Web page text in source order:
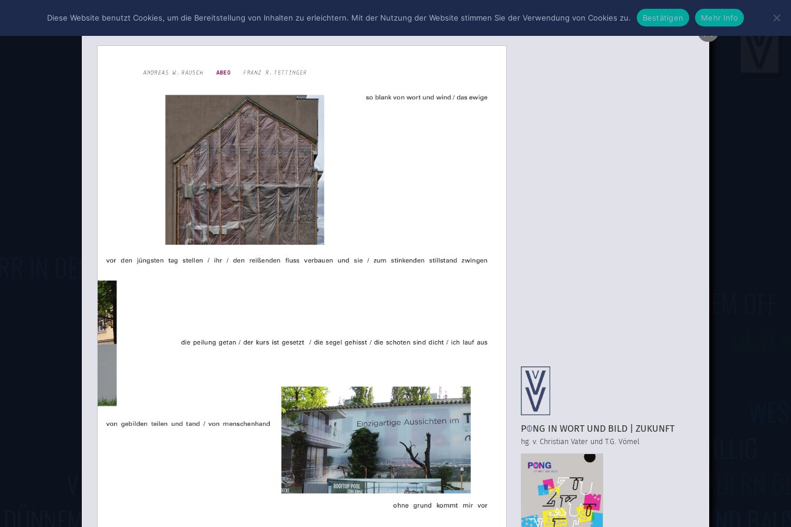
PO
I NG IN WORT UND BILD | ZUKUNFT
hg. v. Christian Vater und T.G. Vömel
(ATEMLOS)
DIE GEBORGTE HAUT
UNSERE NAUTISCHE DREIFALTIGKEIT
IN DEN EWIGEN TAG
MIT TAKEL UND TAND
GLASBLÜTENNETZE
FEHLBEFEHL
DAS ERINNERN AUS ADERN
Diese Website benutzt Cookies, um die Bereitstellung von Inhalten zu erleichtern. Mit der Nutzung der Website stimmen Sie der Verwendung von Cookies zu. Bestätigen Mehr Info